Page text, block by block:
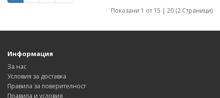
Показани 1 от 15 | 20 (2 Страници)
Информация
За нас
Условия за доставка
Правила за поверителност
Правила и условия